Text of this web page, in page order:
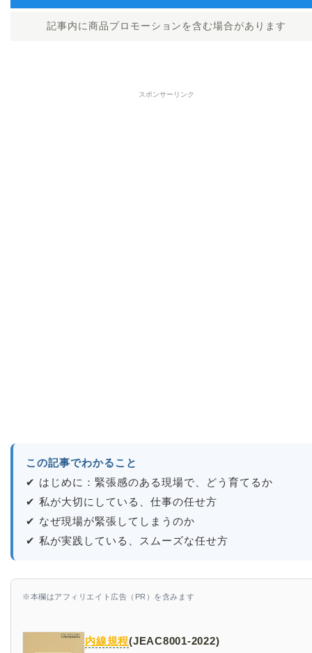
記事内に商品プロモーションを含む場合があります
スポンサーリンク
この記事でわかること
✔ はじめに：緊張感のある現場で、どう育てるか
✔ 私が大切にしている、仕事の任せ方
✔ なぜ現場が緊張してしまうのか
✔ 私が実践している、スムーズな任せ方
※本欄はアフィリエイト広告（PR）を含みます
内線規程(JEAC8001-2022)